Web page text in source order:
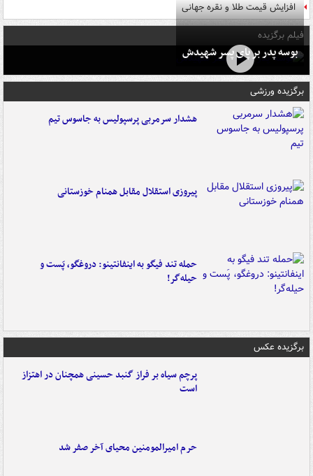
افزایش قیمت طلا و نقره جهانی
فیلم برگزیده
بوسه‌ پدر بر پای پسر شهیدش
برگزیده ورزشی
هشدار سرمربی پرسپولیس به جاسوس تیم
پیروزی استقلال مقابل همنام خوزستانی
حمله تند فیگو به اینفانتینو: دروغگو، پَست‌ و
حیله‌گر!
برگزیده عکس
پرچم سیاه بر فراز گنبد حسینی همچنان در اهتزاز
است
حرم امیرالمومنین محیای آخر صفر شد